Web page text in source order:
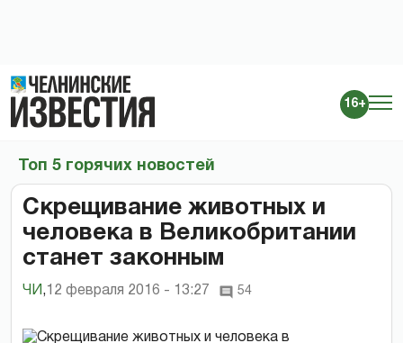
16+
Топ 5 горячих новостей
Скрещивание животных и
человека в Великобритании
станет законным
ЧИ , 12 февраля 2016 - 13:27 54